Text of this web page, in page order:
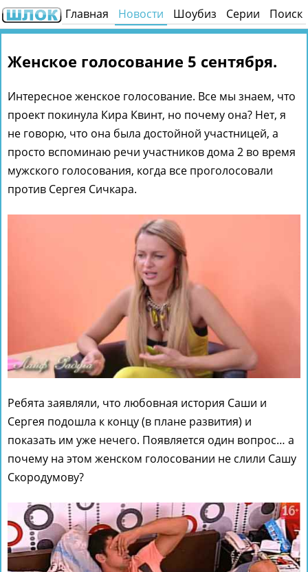
Главная Новости Шоубиз Серии Поиск
Женское голосование 5 сентября.
Интересное женское голосование. Все мы знаем, что
проект покинула Кира Квинт, но почему она? Нет, я
не говорю, что она была достойной участницей, а
просто вспоминаю речи участников дома 2 во время
мужского голосования, когда все проголосовали
против Сергея Сичкара.
Ребята заявляли, что любовная история Саши и
Сергея подошла к концу (в плане развития) и
показать им уже нечего. Появляется один вопрос… а
почему на этом женском голосовании не слили Сашу
Скородумову?